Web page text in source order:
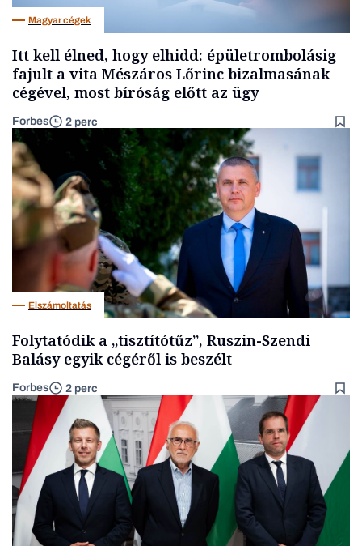
Magyar cégek
Itt kell élned, hogy elhidd: épületrombolásig
fajult a vita Mészáros Lőrinc bizalmasának
cégével, most bíróság előtt az ügy
Forbes 2 perc
Elszámoltatás
Folytatódik a „tisztítótűz”, Ruszin-Szendi
Balásy egyik cégéről is beszélt
Forbes 2 perc